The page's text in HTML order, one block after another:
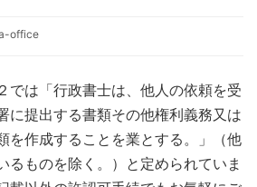
office
では「行政書士は、他人の依頼を受
に提出する書類その他権利義務又は
を作成することを業とする。」（他
るものを除く。）と定められていま